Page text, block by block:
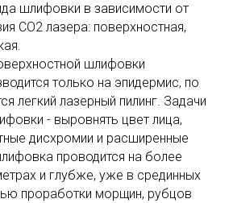
шлифовки в зависимости от
СО2 лазера: поверхностная,
шлифовки
только на эпидермис, по
легкий лазерный пилинг. Задачи
- выровнять цвет лица,
дисхромии и расширенные
проводится на более
и глубже, уже в срединных
проработки морщин, рубцов